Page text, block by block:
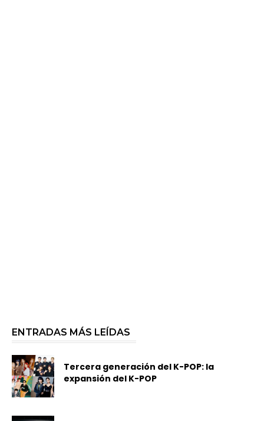
ENTRADAS MÁS LEÍDAS
Tercera generación del K-POP: la
expansión del K-POP